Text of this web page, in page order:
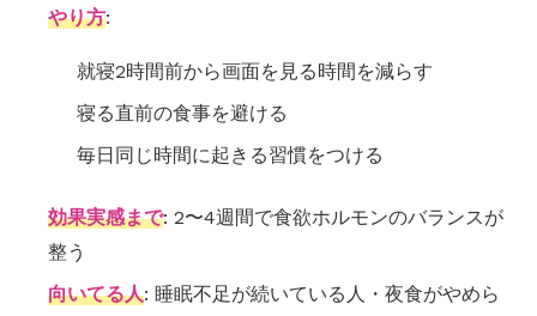
やり方:
就寝2時間前から画面を見る時間を減らす
寝る直前の食事を避ける
毎日同じ時間に起きる習慣をつける
効果実感まで: 2〜4週間で食欲ホルモンのバランスが
整う
向いてる人: 睡眠不足が続いている人・夜食がやめら